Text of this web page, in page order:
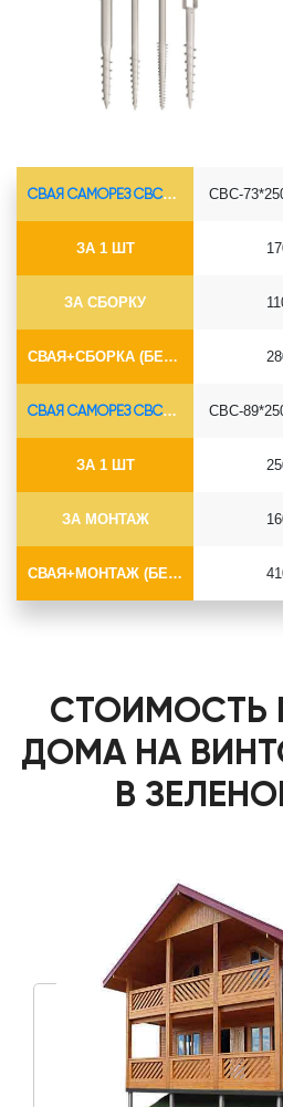
СВАЯ САМОРЕЗ СВС-Ø73*5.5
ЗА 1 ШТ
ЗА СБОРКУ
СВАЯ+СБОРКА (БЕЗ ОГОЛОВКА)
СВС-
СВАЯ САМОРЕЗ СВС-Ø89*6.5
ЗА 1 ШТ
ЗА МОНТАЖ
СВАЯ+МОНТАЖ (БЕЗ ОГОЛОВКА)
СВС-
СТОИМОСТЬ
ДОМА НА
В